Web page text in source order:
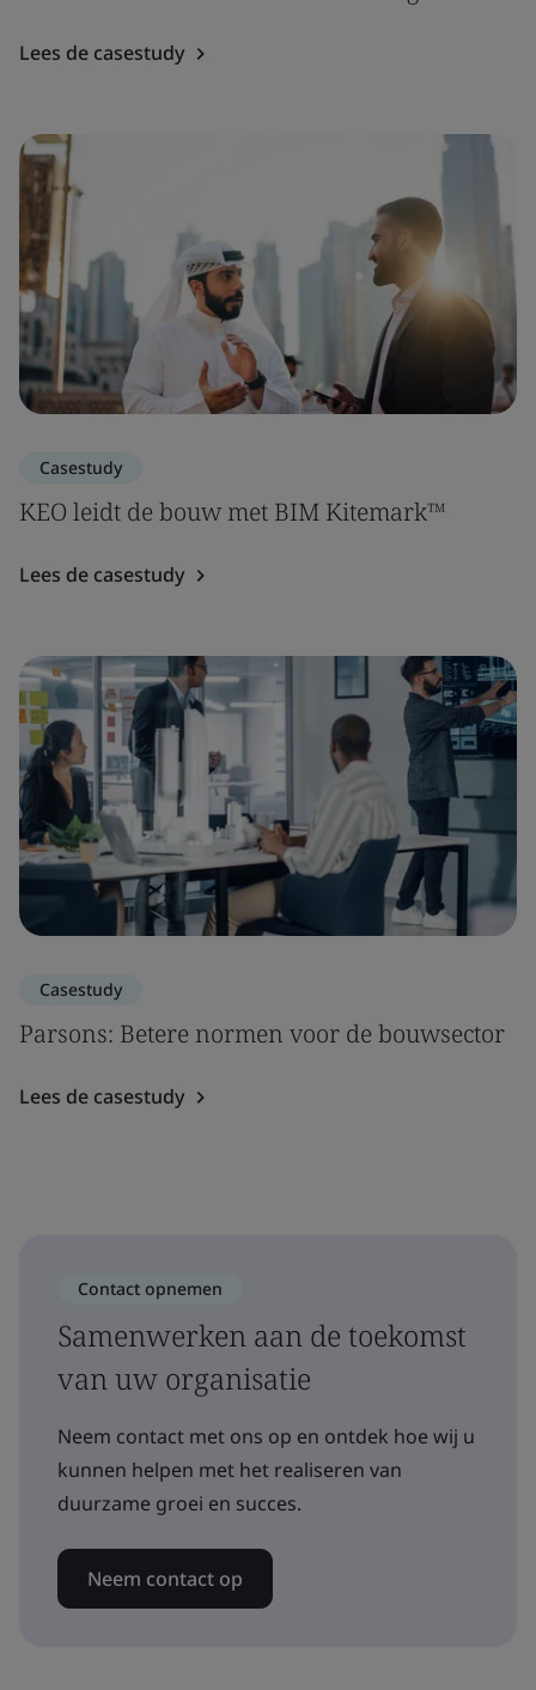
Lees de casestudy
Casestudy
KEO leidt de bouw met BIM Kitemark™
Lees de casestudy
Casestudy
Parsons: Betere normen voor de bouwsector
Lees de casestudy
Contact opnemen
Samenwerken aan de toekomst
van uw organisatie
Neem contact met ons op en ontdek hoe wij u
kunnen helpen met het realiseren van
duurzame groei en succes.
Neem contact op